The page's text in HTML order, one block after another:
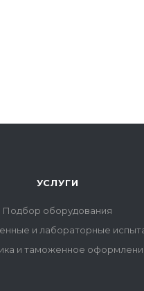
УСЛУГИ
Подбор оборудования
и лабораторные
и таможенное